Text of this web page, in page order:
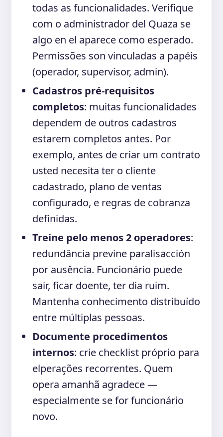
todas as funcionalidades. Verifique
com o administrador del Quaza se
algo en el aparece como esperado.
Permissões son vinculadas a papéis
(operador, supervisor, admin).
Cadastros pré-requisitos
completos: muitas funcionalidades
dependem de outros cadastros
estarem completos antes. Por
exemplo, antes de criar um contrato
usted necesita ter o cliente
cadastrado, plano de ventas
configurado, e regras de cobranza
definidas.
Treine pelo menos 2 operadores:
redundância previne paralisacción
por ausência. Funcionário puede
sair, ficar doente, ter dia ruim.
Mantenha conhecimento distribuído
entre múltiplas pessoas.
Documente procedimentos
internos: crie checklist próprio para
elperações recorrentes. Quem
opera amanhã agradece —
especialmente se for funcionário
novo.